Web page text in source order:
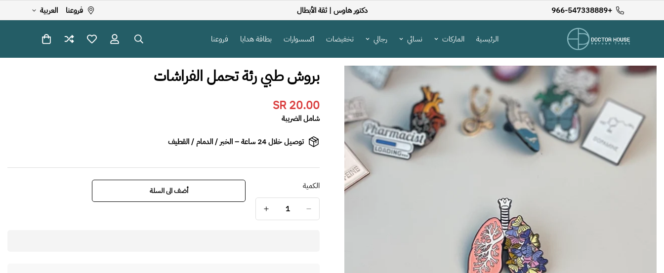
+966-547338889 دكتور هاوس |ثقة الأبطال فروعنا العربية
الرئيسية الماركات نسائي رجالي تخفيضات اكسسوارات بطاقة هدايا فروعنا
بروش طبي رئة تحمل الفراشات
Translation
missing:
ar.products.product.price.regular_price
20.00 SR
شامل الضريبة
توصيل خلال 24 ساعة – الخبر / الدمام / القطيف
الكمية أضف الى السلة